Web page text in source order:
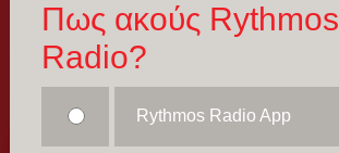
Πως ακούς Rythmos
Radio?
Rythmos Radio App